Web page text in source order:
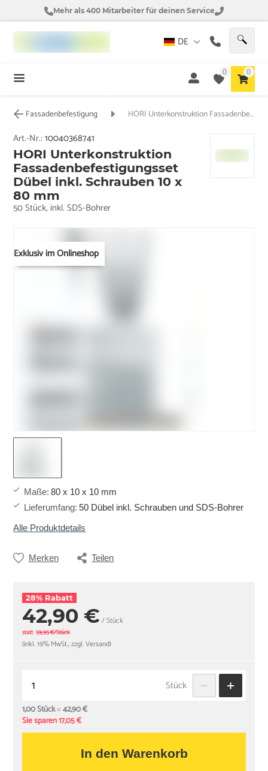
Mehr als 400 Mitarbeiter für deinen Service
DE
0 0
Fassadenbefestigung HORI Unterkonstruktion Fassadenbefestigungsset Dübel inkl. Schrauben 10 x 80 mm
Exklusiv im Onlineshop
Art.-Nr.:10040368741
HORI Unterkonstruktion
Fassadenbefestigungsset
Dübel inkl. Schrauben 10 x
80 mm
50 Stück, inkl. SDS-Bohrer
Maße: 80 x 10 x 10 mm
Lieferumfang: 50 Dübel inkl. Schrauben und SDS-Bohrer
Alle Produktdetails
Merken Teilen
28% Rabatt
42,90 € / Stück
statt 59,95 €/Stück
(inkl. 19% MwSt., zzgl. Versand)
Stück
1,00 Stück=42,90 €
Sie sparen 17,05 €
In den Warenkorb